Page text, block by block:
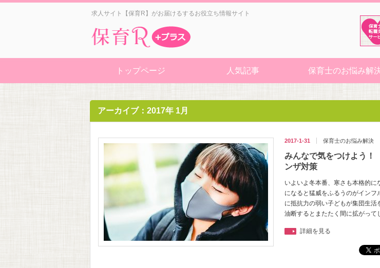
求人サイト【保育R】がお届けるするお役立ち情報サイト
トップページ 人気記事 保育士のお悩み解
アーカイブ：2017年 1月
2017-1-31 保育士のお悩み解決
みんなで気をつけよう
ンザ対策
いよいよ冬本番、寒さも本格的
になると猛威をふるうのがインフ
に抵抗力の弱い子どもが集団生活
油断するとまたたく間に拡がっ
詳細を見る